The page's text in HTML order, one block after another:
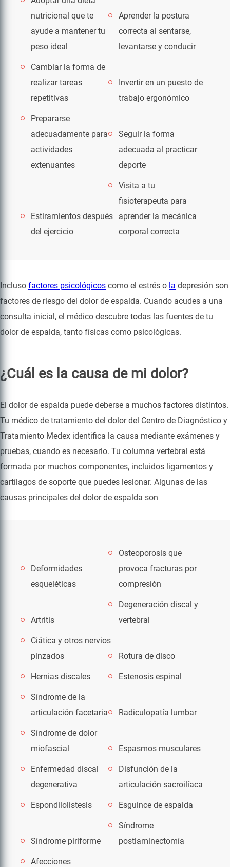
nutricional que te
ayude a mantener tu
peso ideal
Aprender la postura
correcta al sentarse,
levantarse y conducir
Cambiar la forma de
realizar tareas
repetitivas
Invertir en un puesto de
trabajo ergonómico
Prepararse
adecuadamente para
actividades
extenuantes
Seguir la forma
adecuada al practicar
deporte
Estiramientos después
del ejercicio
Visita a tu
fisioterapeuta para
aprender la mecánica
corporal correcta
Incluso factores psicológicos como el estrés o la depresión son
factores de riesgo del dolor de espalda. Cuando acudes a una
consulta inicial, el médico descubre todas las fuentes de tu
dolor de espalda, tanto físicas como psicológicas.
¿Cuál es la causa de mi dolor?
El dolor de espalda puede deberse a muchos factores distintos.
Tu médico de tratamiento del dolor del Centro de Diagnóstico y
Tratamiento Medex identifica la causa mediante exámenes y
pruebas, cuando es necesario. Tu columna vertebral está
formada por muchos componentes, incluidos ligamentos y
cartílagos de soporte que puedes lesionar. Algunas de las
causas principales del dolor de espalda son
Deformidades
esqueléticas
Osteoporosis que
provoca fracturas por
compresión
Artritis
Degeneración discal y
vertebral
Ciática y otros nervios
pinzados
Rotura de disco
Hernias discales Estenosis espinal
Síndrome de la
articulación facetaria
Radiculopatía lumbar
Síndrome de dolor
miofascial
Espasmos musculares
Enfermedad discal
degenerativa
Disfunción de la
articulación sacroilíaca
Espondilolistesis Esguince de espalda
Síndrome piriforme
Síndrome
postlaminectomía
Afecciones